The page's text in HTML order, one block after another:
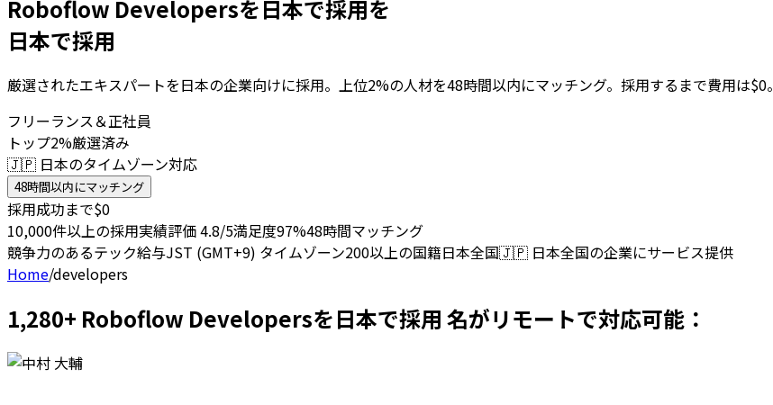
Roboflow Developersを日本で採用を
日本で採用
厳選されたエキスパートを日本の企業向けに採用。上位2%の人材を48時間以内にマッチング。採用するまで費用は$0。
フリーランス＆正社員
トップ2%厳選済み
🇯🇵 日本のタイムゾーン対応
48時間以内にマッチング
採用成功まで$0
10,000件以上の採用実績評価 4.8/5満足度97%48時間マッチング
競争力のあるテック給与JST (GMT+9) タイムゾーン200以上の国籍日本全国🇯🇵 日本全国の企業にサービス提供
Home/developers
1,280+ Roboflow Developersを日本で採用 名がリモートで対応可能：